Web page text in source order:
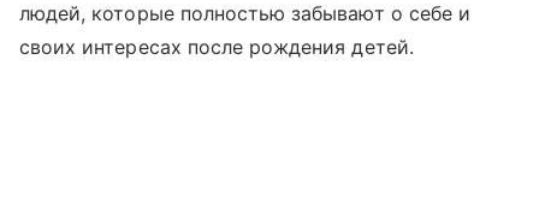
людей, которые полностью забывают о себе и
своих интересах после рождения детей.